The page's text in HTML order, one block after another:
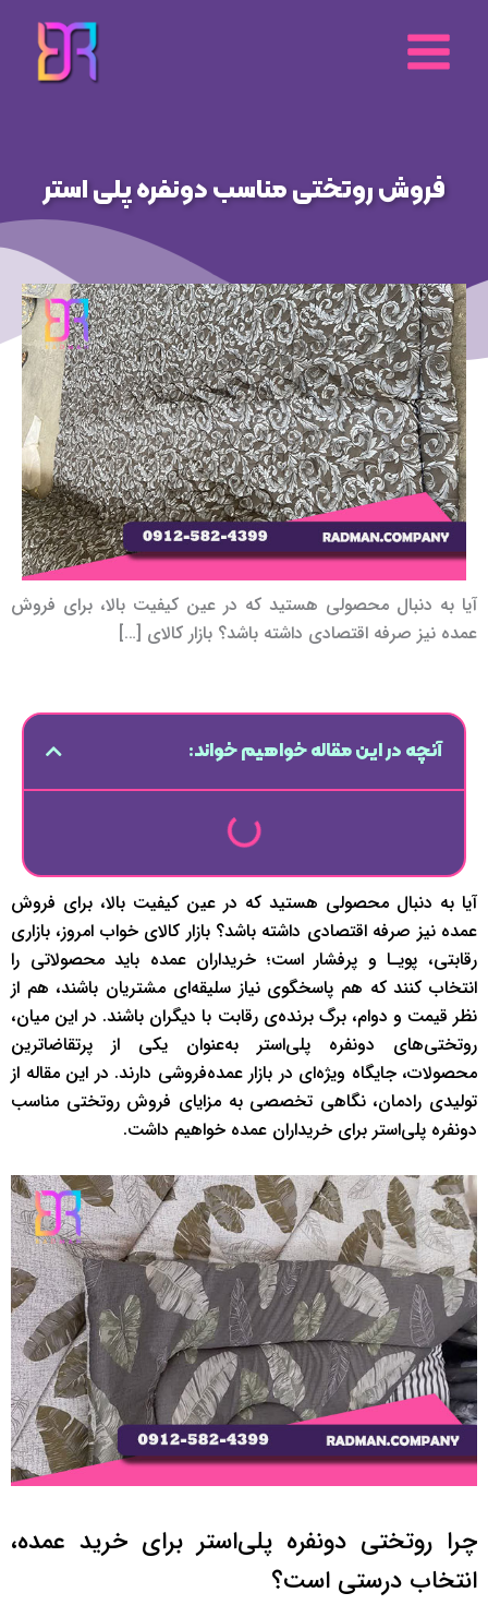
محتوا
فروش روتختی مناسب دونفره پلی استر
آیا به دنبال محصولی هستید که در عین کیفیت بالا، برای فروش
عمده نیز صرفه اقتصادی داشته باشد؟ بازار کالای […]
آنچه در این مقاله خواهیم خواند:
آیا به دنبال محصولی هستید که در عین کیفیت بالا، برای فروش
عمده نیز صرفه اقتصادی داشته باشد؟ بازار کالای خواب امروز، بازاری
رقابتی، پویـا و پرفشار است؛ خریداران عمده باید محصولاتی را
انتخاب کنند که هم پاسخگوی نیاز سلیقه‌ای مشتریان باشند، هم از
نظر قیمت و دوام، برگ برنده‌ی رقابت با دیگران باشند. در این میان،
روتختی‌های دونفره پلی‌استر به‌عنوان یکی از پرتقاضاترین
محصولات، جایگاه ویژه‌ای در بازار عمده‌فروشی دارند. در این مقاله از
تولیدی رادمان، نگاهی تخصصی به مزایای فروش روتختی مناسب
دونفره پلی‌استر برای خریداران عمده خواهیم داشت.
چرا روتختی دونفره پلی‌استر برای خرید عمده،
انتخاب درستی است؟